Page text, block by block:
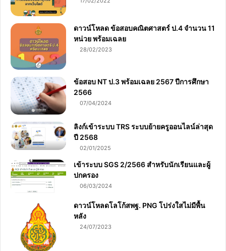
ดาวน์โหลด ข้อสอบคณิตศาสตร์ ป.4 จำนวน 11
หน่วย พร้อมเฉลย
28/02/2023
ข้อสอบ NT ป.3 พร้อมเฉลย 2567 ปีการศึกษา
2566
07/04/2024
ลิงก์เข้าระบบ TRS ระบบย้ายครูออนไลน์ล่าสุด
ปี 2568
02/01/2025
เข้าระบบ SGS 2/2566 สำหรับนักเรียนและผู้
ปกครอง
06/03/2024
ดาวน์โหลดโลโก้สพฐ. PNG โปร่งใสไม่มีพื้น
หลัง
24/07/2023